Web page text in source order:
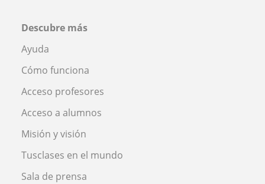
Descubre más
Ayuda
Cómo funciona
Acceso profesores
Acceso a alumnos
Misión y visión
Tusclases en el mundo
Sala de prensa